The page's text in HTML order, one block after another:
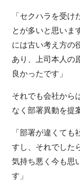
「セクハラを受
とが多いと思いま
には古い考え方の
あり、上司本人の
良かったです」
それでも会社から
なく部署異動を提
「部署が違くて
すし、それでした
気持ち悪く今も思
す」